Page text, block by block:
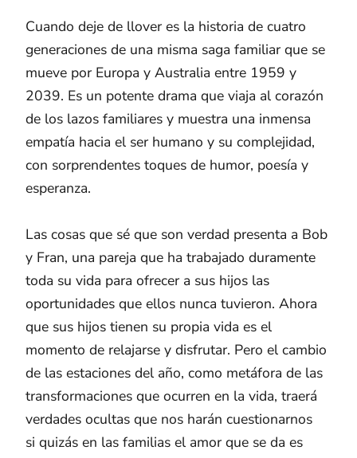
Cuando deje de llover es la historia de cuatro
generaciones de una misma saga familiar que se
mueve por Europa y Australia entre 1959 y
2039. Es un potente drama que viaja al corazón
de los lazos familiares y muestra una inmensa
empatía hacia el ser humano y su complejidad,
con sorprendentes toques de humor, poesía y
esperanza.
Las cosas que sé que son verdad presenta a Bob
y Fran, una pareja que ha trabajado duramente
toda su vida para ofrecer a sus hijos las
oportunidades que ellos nunca tuvieron. Ahora
que sus hijos tienen su propia vida es el
momento de relajarse y disfrutar. Pero el cambio
de las estaciones del año, como metáfora de las
transformaciones que ocurren en la vida, traerá
verdades ocultas que nos harán cuestionarnos
si quizás en las familias el amor que se da es